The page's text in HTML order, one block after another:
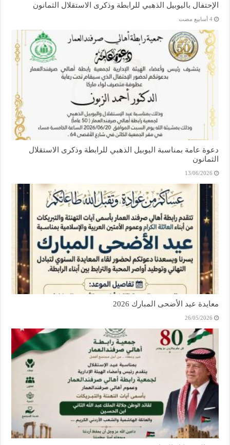
الإحتفال باليوبيل الذهبي للرابطة وذكرى الاستقلال الثمانون
‏4 أسابيع مضت
دعوة عامة بمناسبة اليوبيل الذهبي للرابطة وذكرى الاستقلال
الثمانون
13/06/2026
معايدة عيد الأضحى المبارك 2026
26/05/2026